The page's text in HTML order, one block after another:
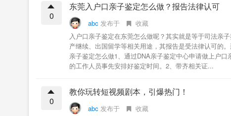
0
东莞入户口亲子鉴定怎么做？报告法律认可
abc 发布于
收藏
入户口亲子鉴定在东莞怎么做呢？其实就是等于司法亲
产继续、出国留学等相关用途，其报告是受法律认可的
亲子鉴定怎么做1、通过DNA亲子鉴定中心申请做上户
的工作人员事先安排好鉴定时间。2、带齐相关证...
0
教你玩转短视频剧本，引爆热门！
abc 发布于
收藏